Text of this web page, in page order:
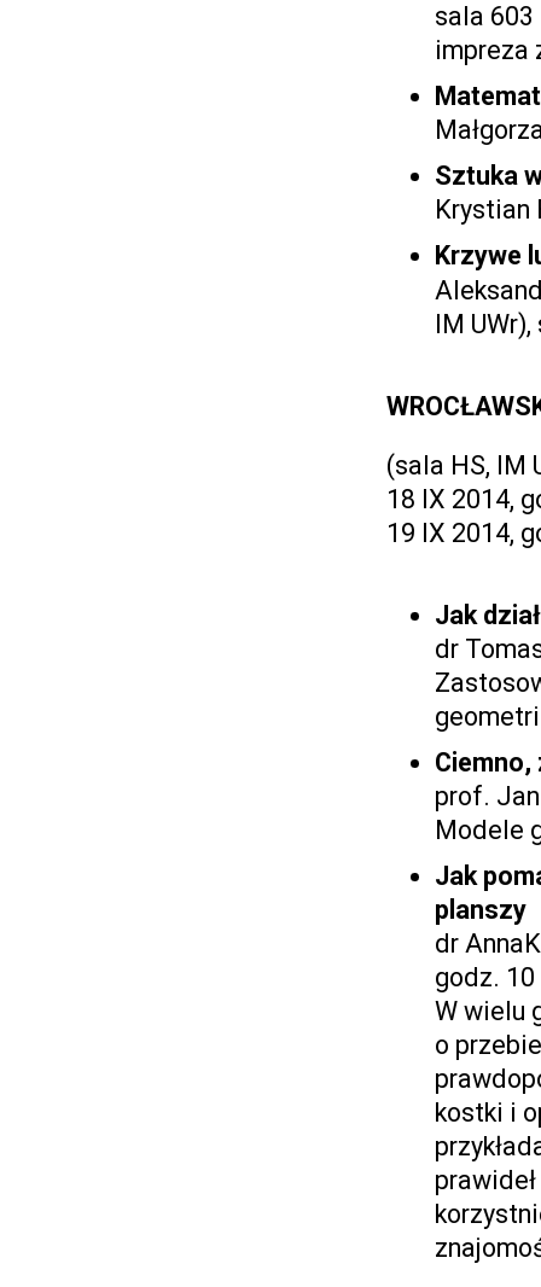
sala 603
impreza
Sztuka
Krystian
Krzywe
IM
(sala HS, IM
18 IX 2014,
19 IX 2014,
Jak
dr
Ciemno,
prof.
​Modele
Jak
planszy
dr
godz. 10
W wielu
o
kostki i